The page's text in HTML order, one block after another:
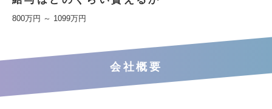
800万円 ～ 1099万円
会社概要